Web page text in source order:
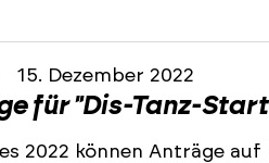
15. Dezember 2022
für "Dis-Tanz-
2022 können Anträge